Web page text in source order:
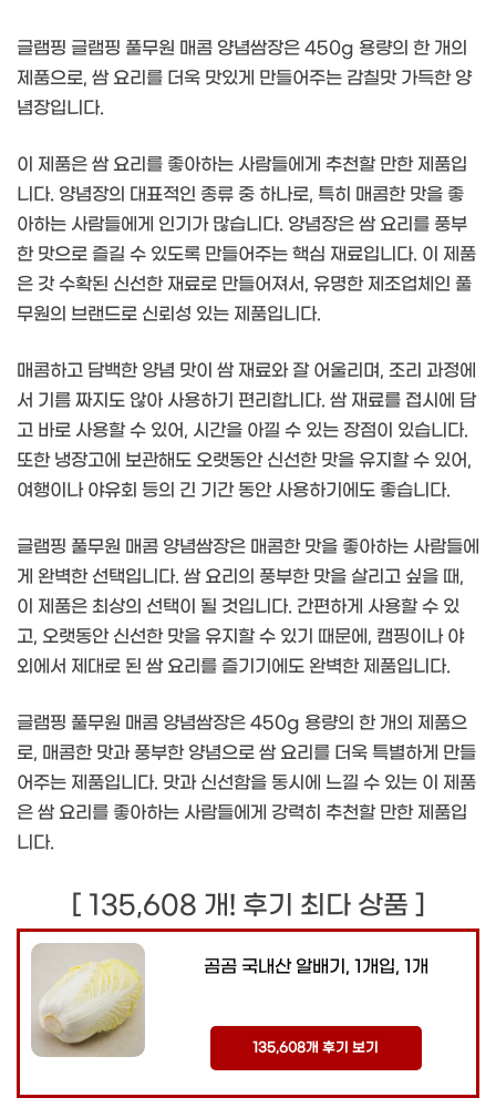
글램핑 글램핑 풀무원 매콤 양념쌈장은 450g 용량의 한 개의
제품으로, 쌈 요리를 더욱 맛있게 만들어주는 감칠맛 가득한 양
념장입니다.
이 제품은 쌈 요리를 좋아하는 사람들에게 추천할 만한 제품입
니다. 양념장의 대표적인 종류 중 하나로, 특히 매콤한 맛을 좋
아하는 사람들에게 인기가 많습니다. 양념장은 쌈 요리를 풍부
한 맛으로 즐길 수 있도록 만들어주는 핵심 재료입니다. 이 제품
은 갓 수확된 신선한 재료로 만들어져서, 유명한 제조업체인 풀
무원의 브랜드로 신뢰성 있는 제품입니다.
매콤하고 담백한 양념 맛이 쌈 재료와 잘 어울리며, 조리 과정에
서 기름 짜지도 않아 사용하기 편리합니다. 쌈 재료를 접시에 담
고 바로 사용할 수 있어, 시간을 아낄 수 있는 장점이 있습니다.
또한 냉장고에 보관해도 오랫동안 신선한 맛을 유지할 수 있어,
여행이나 야유회 등의 긴 기간 동안 사용하기에도 좋습니다.
글램핑 풀무원 매콤 양념쌈장은 매콤한 맛을 좋아하는 사람들에
게 완벽한 선택입니다. 쌈 요리의 풍부한 맛을 살리고 싶을 때,
이 제품은 최상의 선택이 될 것입니다. 간편하게 사용할 수 있
고, 오랫동안 신선한 맛을 유지할 수 있기 때문에, 캠핑이나 야
외에서 제대로 된 쌈 요리를 즐기기에도 완벽한 제품입니다.
글램핑 풀무원 매콤 양념쌈장은 450g 용량의 한 개의 제품으
로, 매콤한 맛과 풍부한 양념으로 쌈 요리를 더욱 특별하게 만들
어주는 제품입니다. 맛과 신선함을 동시에 느낄 수 있는 이 제품
은 쌈 요리를 좋아하는 사람들에게 강력히 추천할 만한 제품입
니다.
[ 135,608 개! 후기 최다 상품 ]
곰곰 국내산 알배기, 1개입, 1개
135,608개 후기 보기